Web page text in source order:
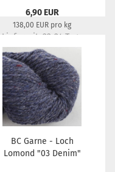
6,90 EUR
138,00 EUR pro kg
Lieferzeit: 22-24 Tage
BC Garne - Loch
Lomond "03 Denim"